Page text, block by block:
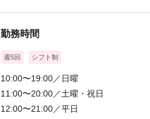
勤務時間
週5回 シフト制
10:00〜19:00／日曜
11:00〜20:00／土曜・祝日
12:00〜21:00／平日